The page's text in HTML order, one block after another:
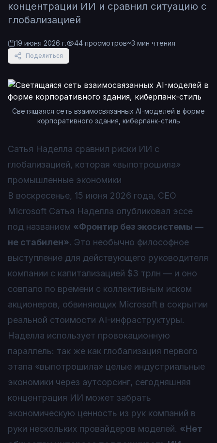
концентрации ИИ и сравнил ситуацию с
глобализацией
19 июня 2026 г. 44 просмотров~3 мин чтения
Поделиться
Светящаяся сеть взаимосвязанных AI-моделей в форме
корпоративного здания, киберпанк-стиль
Сатья Наделла сравнил риски ИИ с
глобализацией, которая «выпотрошила»
промышленные экономики
В воскресенье, 15 июня 2026 года, CEO
Microsoft Сатья Наделла опубликовал эссе
под названием «Фронтир без экосистемы —
не стабилен». Это необычно философное
выступление для действующего руководителя
компании с капитализацией $3 трлн — и оно
совпало по времени с коллективным иском
акционеров, обвиняющих Microsoft в сокрытии
реальной стоимости AI-инфраструктуры.
Наделла использует провокационную
параллель: так же как глобализация первого
этапа «выпотрошила» целые индустриальные
экономики через аутсорсинг, сегодняшняя
концентрация ИИ может забрать
экономическую ценность из рук компаний в
руки нескольких провайдеров моделей. «Нет